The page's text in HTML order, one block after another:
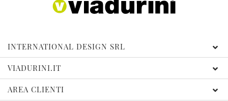
INTERNATIONAL DESIGN SRL
VIADURINI.IT
AREA CLIENTI